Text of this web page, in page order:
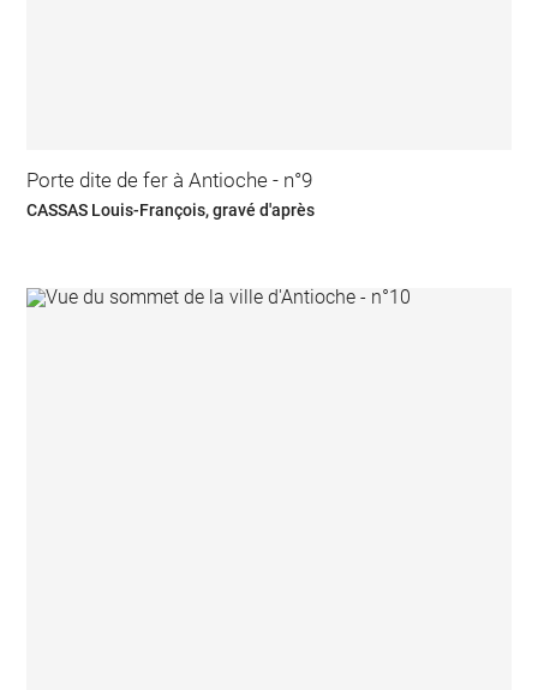
Porte dite de fer à Antioche - n°9
CASSAS Louis-François, gravé d'après